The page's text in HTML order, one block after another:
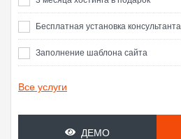
Бесплатная установка консультанта
Заполнение шаблона сайта
Все услуги
ДЕМО